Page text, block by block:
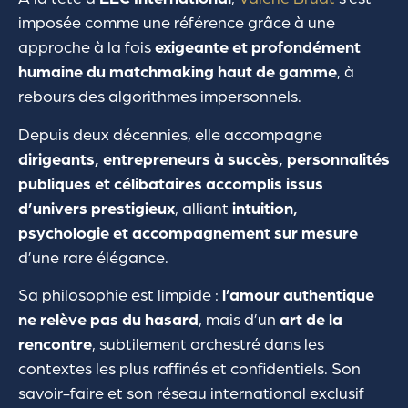
imposée comme une référence grâce à une
approche à la foisexigeante et profondément
humaine du matchmaking haut de gamme, à
rebours des algorithmes impersonnels.
Depuis deux décennies, elle accompagne
dirigeants, entrepreneurs à succès, personnalités
publiques et célibataires accomplis issus
d’univers prestigieux, alliant intuition,
psychologie et accompagnement sur mesure
d’une rare élégance.
Sa philosophie est limpide : l’amour authentique
ne relève pas du hasard, mais d’un art de la
rencontre, subtilement orchestré dans les
contextes les plus raffinés et confidentiels. Son
savoir-faire et son réseau international exclusif